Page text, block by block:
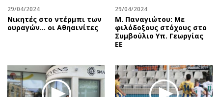
Σινεμά
Θέατρο-Χορός
Μουσική
Χειρόγραφα
Wine routes
Podcasts
Uncut
Προσφορές
Επιστολές
29/04/2024
Νικητές στο ντέρμπι των
ουραγών… οι Αθηαινίτες
29/04/2024
Μ. Παναγιώτου: Με
φιλόδοξους στόχους στο
Συμβούλιο Υπ. Γεωργίας
ΕΕ